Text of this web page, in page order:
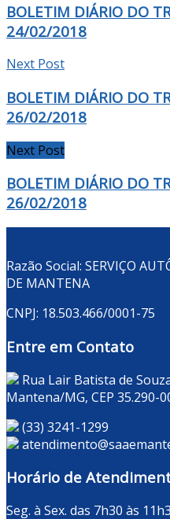
BOLETIM DIÁRIO DO
24/02/2018
Next Post
BOLETIM DIÁRIO DO
26/02/2018
Next Post
BOLETIM DIÁRIO DO
26/02/2018
Razão Social: SERVIÇO
DE MANTENA
CNPJ: 18.503.466/0001-75
Entre em Contato
Rua Lair Batista de
Mantena/MG, CEP 35.290-
(33) 3241-1299
Horário de
Seg. à Sex. das 7h30 às